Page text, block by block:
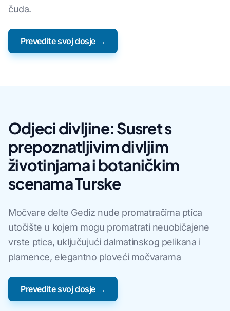
čuda.
Prevedite svoj dosje →
Odjeci divljine: Susret s
prepoznatljivim divljim
životinjama i botaničkim
scenama Turske
Močvare delte Gediz nude promatračima ptica
utočište u kojem mogu promatrati neuobičajene
vrste ptica, uključujući dalmatinskog pelikana i
plamence, elegantno ploveći močvarama
Prevedite svoj dosje →